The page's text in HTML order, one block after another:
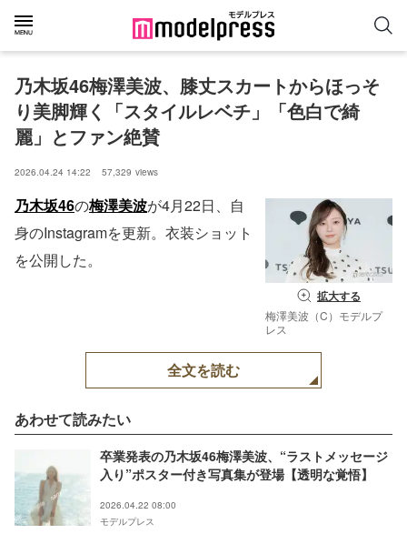
乃木坂46梅澤美波、膝丈スカートからほっそ
り美脚輝く「スタイルレベチ」「色白で綺
麗」とファン絶賛
2026.04.24 14:22 57,329 views
拡大する
梅澤美波（C）モデルプ
レス
乃木坂46の梅澤美波が4月22日、自
身のInstagramを更新。衣装ショット
を公開した。
全文を読む
あわせて読みたい
卒業発表の乃木坂46梅澤美波、“ラストメッセージ
入り”ポスター付き写真集が登場【透明な覚悟】
2026.04.22 08:00
モデルプレス